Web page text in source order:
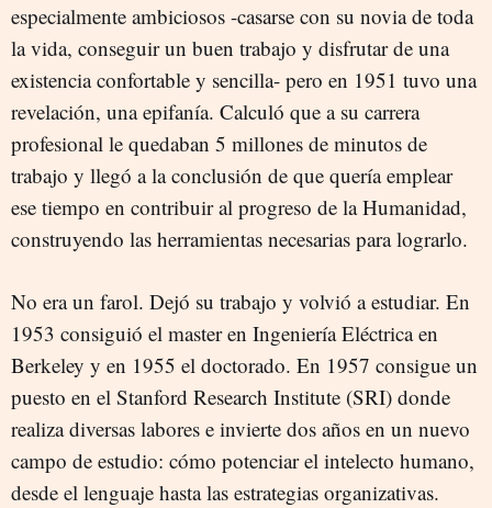
especialmente ambiciosos -casarse con su novia de toda
la vida, conseguir un buen trabajo y disfrutar de una
existencia confortable y sencilla- pero en 1951 tuvo una
revelación, una epifanía. Calculó que a su carrera
profesional le quedaban 5 millones de minutos de
trabajo y llegó a la conclusión de que quería emplear
ese tiempo en contribuir al progreso de la Humanidad,
construyendo las herramientas necesarias para lograrlo.
No era un farol. Dejó su trabajo y volvió a estudiar. En
1953 consiguió el master en Ingeniería Eléctrica en
Berkeley y en 1955 el doctorado. En 1957 consigue un
puesto en el Stanford Research Institute (SRI) donde
realiza diversas labores e invierte dos años en un nuevo
campo de estudio: cómo potenciar el intelecto humano,
desde el lenguaje hasta las estrategias organizativas.